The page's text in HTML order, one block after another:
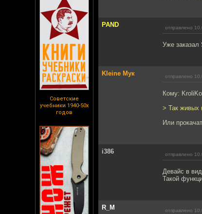
Советские
учебники 1940-50х
годов
PAND отправлено
Уже заказал
Kleine Мук отправлено
Кому:
> Так живых
Или
i386 отправлено
Девайс в
Такой
R_M отправлено